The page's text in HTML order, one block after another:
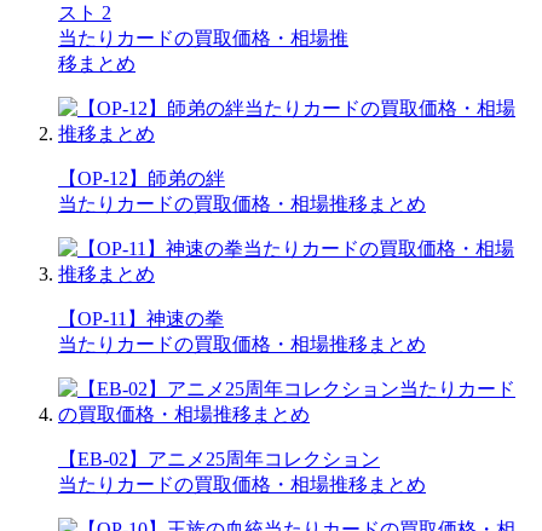
スト 2
当たりカードの買取価格・相場推
移まとめ
【OP-12】師弟の絆
当たりカードの買取価格・相場推移まとめ
【OP-11】神速の拳
当たりカードの買取価格・相場推移まとめ
【EB-02】アニメ25周年コレクション
当たりカードの買取価格・相場推移まとめ